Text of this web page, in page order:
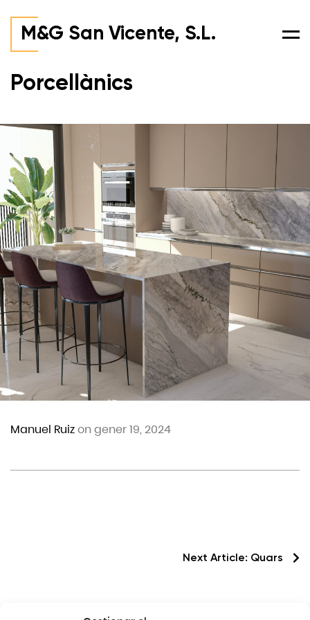
M&G San Vicente, S.L.
Porcellànics
Manuel Ruizon gener 19, 2024
Next Article: Quars